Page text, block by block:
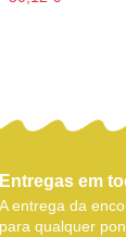
Entregas em
A entrega da
para qualquer